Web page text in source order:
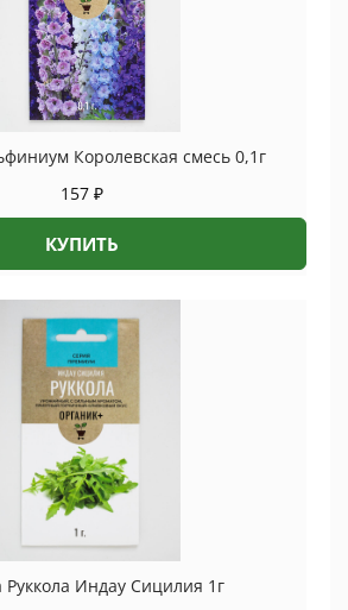
Королевская смесь 0,1г
157 ₽
КУПИТЬ
Руккола Индау Сицилия 1г